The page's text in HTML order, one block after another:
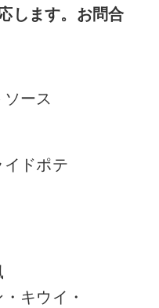
します。お問合
ース
ドポテ
キウイ・